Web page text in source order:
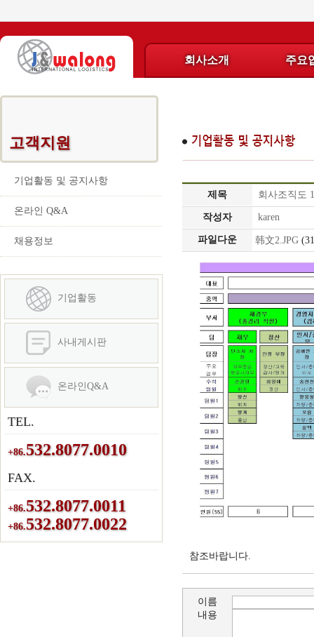
회사소개
말
회
사
개
요
사
인
오
주요
운
항
공
운
송
철
도
운
운
수
고객지원
기업활동 및 공지사항
온라인 Q&A
채용정보
기업활동
사내게시판
온라인Q&A
TEL.
+86.532.8077.0010
FAX.
+86.532.8077.0011
+86.532.8077.0022
제목 회사조직도
작성자 karen
파일다운 韩文2.JPG
참조바랍니다.
이름
내용